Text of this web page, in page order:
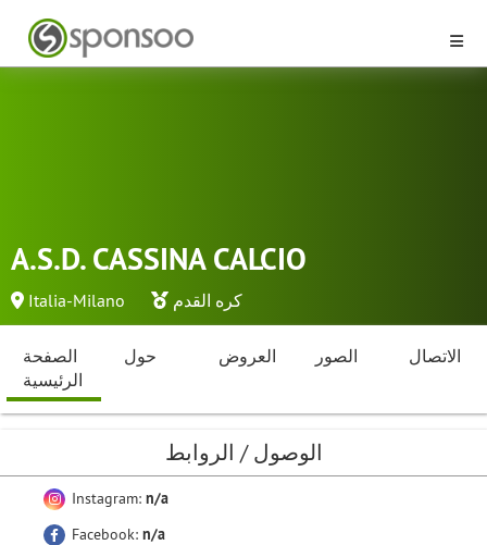
A.S.D. CASSINA CALCIO
Italia-Milano كره القدم
الصفحة
الرئيسية
حول العروض الصور الاتصال
الوصول / الروابط
Instagram: n/a
Facebook: n/a